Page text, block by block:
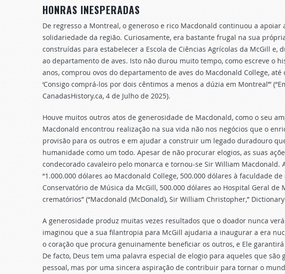
HONRAS INESPERADAS
De regresso a Montreal, o generoso e rico Macdonald continuou a
solidariedade da região. Curiosamente, era bastante frugal na sua
construídas para estabelecer a Escola de Ciências Agrícolas da McGill e,
ao departamento de aves. Isto não durou muito tempo, como escreve o
anos, comprou ovos do departamento de aves do Macdonald College,
‘Consigo comprá-los por dois cêntimos a menos a dúzia em Montreal’”
CanadasHistory.ca, 4 de Julho de 2025).
Houve muitos outros atos de generosidade de Macdonald, como o seu
Macdonald encontrou realização na sua vida não nos negócios que o
provisão para os outros e em ajudar a construir um legado duradouro
humanidade como um todo. Apesar de não procurar elogios, as suas
condecorado cavaleiro pelo monarca e tornou-se Sir William Macdonald.
“1.000.000 dólares ao Macdonald College, 500.000 dólares à faculdade
Conservatório de Música da McGill, 500.000 dólares ao Hospital Geral
crematórios” (“Macdonald (McDonald), Sir William Christopher,”
A generosidade produz muitas vezes resultados que o doador nunca
imaginou que a sua filantropia para McGill ajudaria a inaugurar a era
o coração que procura genuinamente beneficiar os outros, e Ele
De facto, Deus tem uma palavra especial de elogio para aqueles que são
pessoal, mas por uma sincera aspiração de contribuir para tornar o